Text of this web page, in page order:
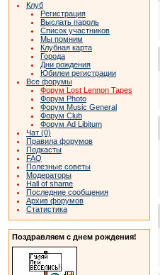
Клуб
Регистрация
Выслать пароль
Список участников
Мы помним
Клубная карта
Города
Дни рождения
Юбилеи регистрации
Все форумы
Форум Lost Lennon Tapes
Форум Photo
Форум Music General
Форум Club
Форум Ad Libitum
Чат (0)
Правила форумов
Подкасты
FAQ
Полезные советы
Модераторы
Hall of shame
Последние сообщения
Архив форумов
Статистика
Поздравляем с днем рождения!